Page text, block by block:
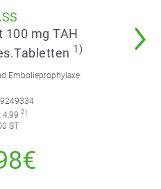
100 mg TAH
1)
Embolieprophylaxe.
4,99 2)
ST